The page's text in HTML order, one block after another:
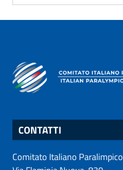
CONTATTI
Comitato Italiano Paralimpico